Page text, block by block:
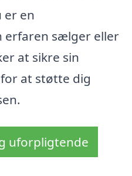
er en
erfaren sælger eller
at sikre sin
at støtte dig
uforpligtende